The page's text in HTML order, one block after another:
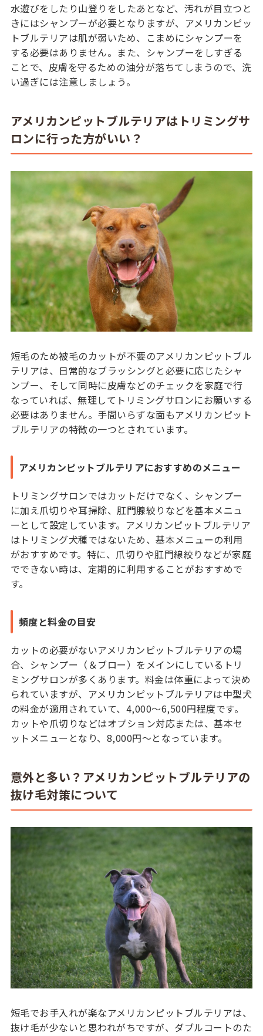
水遊びをしたり山登りをしたあとなど、汚れが目立つと
きにはシャンプーが必要となりますが、アメリカンピッ
トブルテリアは肌が弱いため、こまめにシャンプーを
する必要はありません。また、シャンプーをしすぎる
ことで、皮膚を守るための油分が落ちてしまうので、洗
い過ぎには注意しましょう。
アメリカンピットブルテリアはトリミングサ
ロンに行った方がいい？
短毛のため被毛のカットが不要のアメリカンピットブル
テリアは、日常的なブラッシングと必要に応じたシャ
ンプー、そして同時に皮膚などのチェックを家庭で行
なっていれば、無理してトリミングサロンにお願いする
必要はありません。手間いらずな面もアメリカンピット
ブルテリアの特徴の一つとされています。
アメリカンピットブルテリアにおすすめのメニュー
トリミングサロンではカットだけでなく、シャンプー
に加え爪切りや耳掃除、肛門腺絞りなどを基本メニュ
ーとして設定しています。アメリカンピットブルテリア
はトリミング犬種ではないため、基本メニューの利用
がおすすめです。特に、爪切りや肛門線絞りなどが家庭
でできない時は、定期的に利用することがおすすめで
す。
頻度と料金の目安
カットの必要がないアメリカンピットブルテリアの場
合、シャンプー（＆ブロー）をメインにしているトリ
ミングサロンが多くあります。料金は体重によって決め
られていますが、アメリカンピットブルテリアは中型犬
の料金が適用されていて、4,000～6,500円程度です。
カットや爪切りなどはオプション対応または、基本セ
ットメニューとなり、8,000円〜となっています。
意外と多い？アメリカンピットブルテリアの
抜け毛対策について
短毛でお手入れが楽なアメリカンピットブルテリアは、
抜け毛が少ないと思われがちですが、ダブルコートのた